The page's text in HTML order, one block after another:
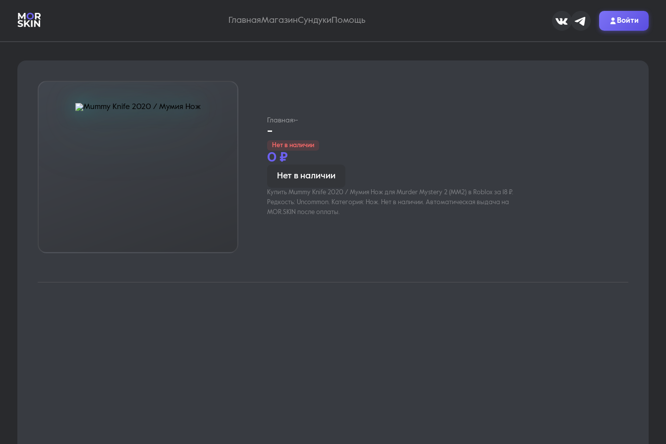
ГлавнаяМагазинСундуки Помощь Войти
Главная›-
-
Нет в наличии
0 ₽
Нет в наличии
Купить Mummy Knife 2020 / Мумия Нож для Murder Mystery 2 (MM2) в Roblox за 18 ₽.
Редкость: Uncommon. Категория: Нож. Нет в наличии. Автоматическая выдача на
MOR.SKIN после оплаты.